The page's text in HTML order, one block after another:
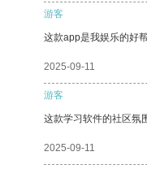
游客
这款app是我娱乐的好
2025-09-11
游客
这款学习软件的社区氛
2025-09-11